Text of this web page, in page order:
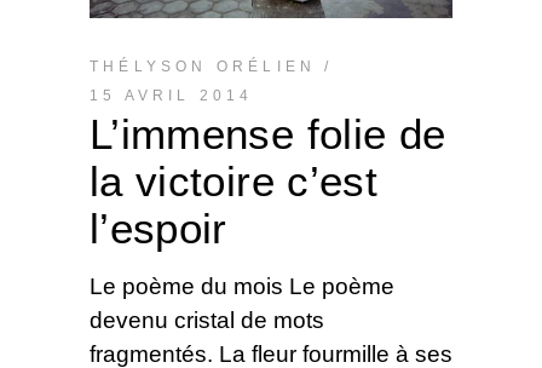
THÉLYSON ORÉLIEN
15 AVRIL 2014
L’immense folie de
la victoire c’est
l’espoir
Le poème du mois Le poème
devenu cristal de mots
fragmentés. La fleur fourmille à ses